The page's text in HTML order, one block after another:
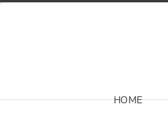
Skip
HOME